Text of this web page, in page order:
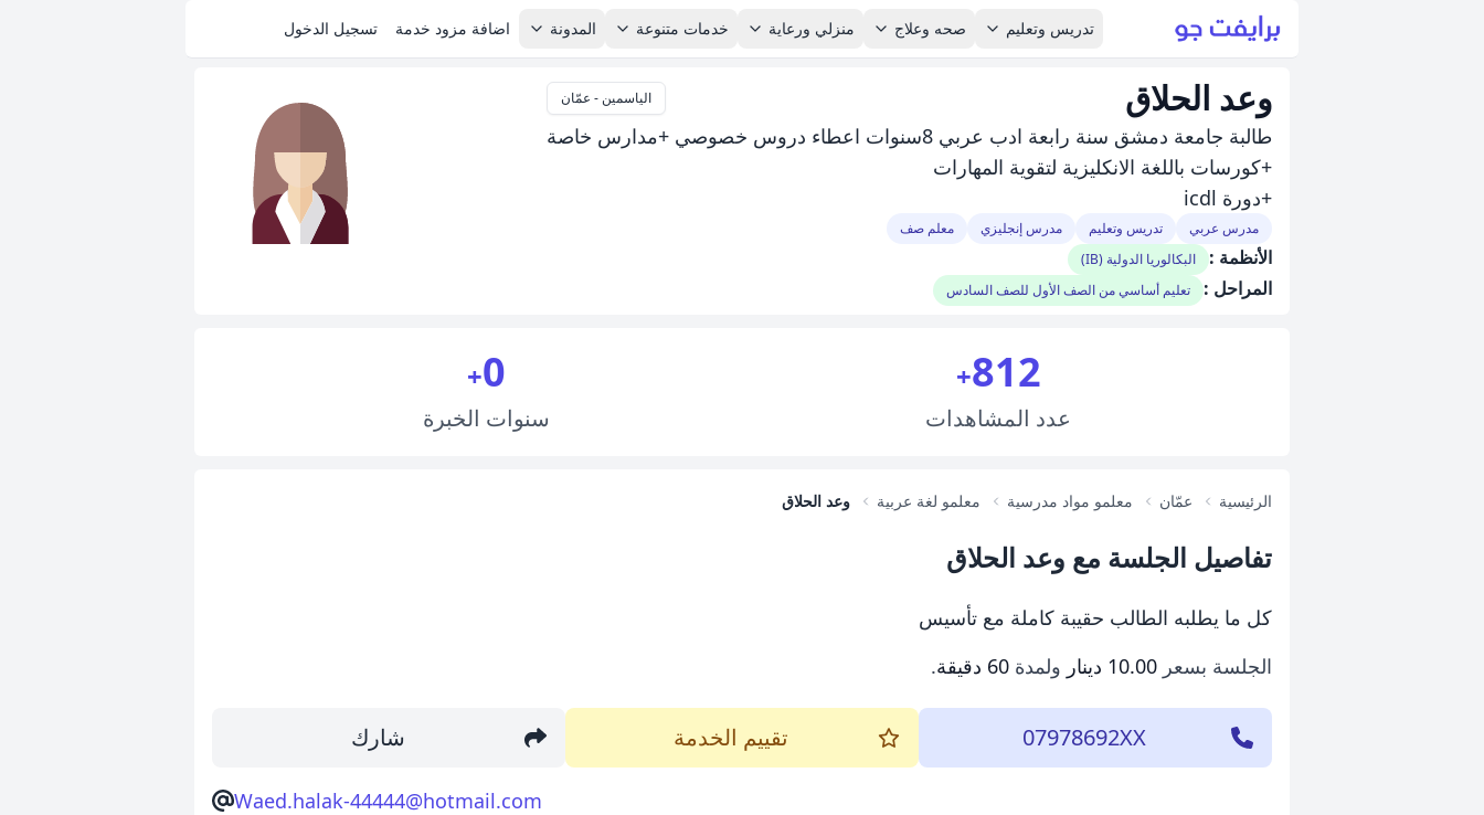
تدريس وتعليم صحه وعلاج منزلي ورعاية خدمات متنوعة المدونة اضافة مزود خدمة تسجيل الدخول
وعد الحلاق الياسمين - عمّان
طالبة جامعة دمشق سنة رابعة ادب عربي 8سنوات اعطاء دروس خصوصي +مدارس خاصة
+كورسات باللغة الانكليزية لتقوية المهارات
+دورة icdl
مدرس عربي تدريس وتعليم مدرس إنجليزي معلم صف
الأنظمة : البكالوريا الدولية (IB)
المراحل : تعليم أساسي من الصف الأول للصف السادس
812
+
عدد المشاهدات
0
+
سنوات الخبرة
الرئيسية عمّان معلمو مواد مدرسية معلمو لغة عربية وعد الحلاق
تفاصيل الجلسة مع وعد الحلاق
كل ما يطلبه الطالب حقيبة كاملة مع تأسيس
الجلسة بسعر 10.00 دينار ولمدة 60 دقيقة .
07978692XX تقييم الخدمة شارك
Waed.halak-44444@hotmail.com